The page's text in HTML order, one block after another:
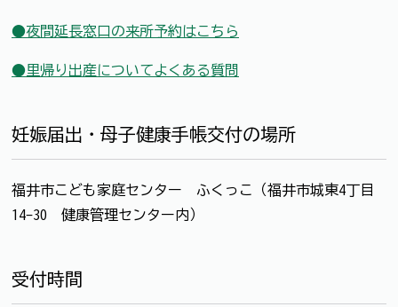
●夜間延長窓口の来所予約はこちら
●里帰り出産についてよくある質問
妊娠届出・母子健康手帳交付の場所
福井市こども家庭センター ふくっこ（福井市城東4丁目
14-30 健康管理センター内）
受付時間